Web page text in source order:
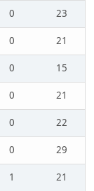
0
23
0
21
0
15
0
21
0
22
0
29
1
21